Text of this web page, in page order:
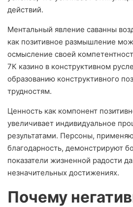
действий.
Ментальный явление саванны
как позитивное размышление
осмысление своей
7К казино в конструктивном
образованию конструктивного
трудностям.
Ценность как компонент
увеличивает индивидуальное
результатами. Персоны,
благодарность, демонстрируют
показатели жизненной радости
незначительных достижениях.
Почему